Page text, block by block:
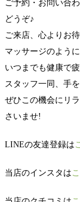
ご予約・お問い合
どうぞ♪
ご来店、心よりお
マッサージのよう
いつまでも健康で
スタッフ一同、手
ぜひこの機会にリ
さいませ!
LINEの友達登録は
当店のインスタは